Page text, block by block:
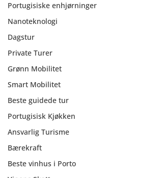
Portugisiske enhjørninger
Nanoteknologi
Dagstur
Private Turer
Grønn Mobilitet
Smart Mobilitet
Beste guidede tur
Portugisisk Kjøkken
Ansvarlig Turisme
Bærekraft
Beste vinhus i Porto
Øyeblikk med Vin
og Musikk